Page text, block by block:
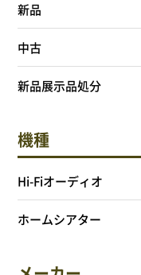
新品
中古
新品展示品処分
機種
Hi-Fiオーディオ
ホームシアター